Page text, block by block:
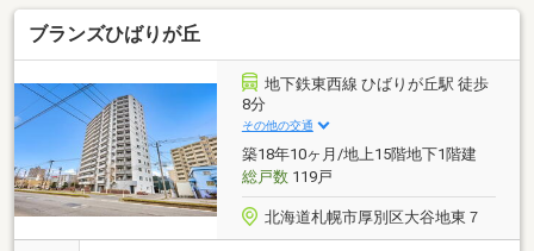
換・トイレ交換・和室から洋室に変更・全建具交換・
全内窓交換・TVアンテナ増設・エアコン電源追加（洋
室）・床フローリング張替え・全室クロス張替え・ス
イッチコンセント交換・分電盤交換・ダウンライト交
換・洗濯機水栓交換・洗濯機パン交換
ブランズひばりが丘
地下鉄東西線 ひばりが丘駅 徒歩
8分
その他の交通
築18年10ヶ月/地上15階地下1階建
総戸数119戸
北海道札幌市厚別区大谷地東７